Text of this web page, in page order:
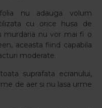
nu adauga volum
cu orice husa de
murdaria nu vor mai fi o
aceasta fiind capabila
moderate.
suprafata ecranului,
de aer si nu lasa urme